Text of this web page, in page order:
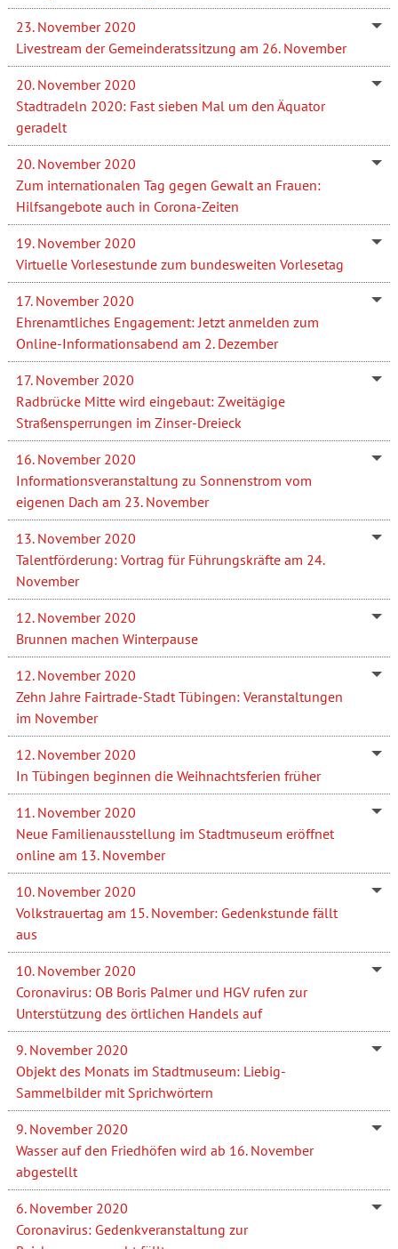
23. November 2020
Livestream der Gemeinderatssitzung am 26. November
20. November 2020
Stadtradeln 2020: Fast sieben Mal um den Äquator
geradelt
20. November 2020
Zum internationalen Tag gegen Gewalt an Frauen:
Hilfsangebote auch in Corona-Zeiten
19. November 2020
Virtuelle Vorlesestunde zum bundesweiten Vorlesetag
17. November 2020
Ehrenamtliches Engagement: Jetzt anmelden zum
Online-Informationsabend am 2. Dezember
17. November 2020
Radbrücke Mitte wird eingebaut: Zweitägige
Straßensperrungen im Zinser-Dreieck
16. November 2020
Informationsveranstaltung zu Sonnenstrom vom
eigenen Dach am 23. November
13. November 2020
Talentförderung: Vortrag für Führungskräfte am 24.
November
12. November 2020
Brunnen machen Winterpause
12. November 2020
Zehn Jahre Fairtrade-Stadt Tübingen: Veranstaltungen
im November
12. November 2020
In Tübingen beginnen die Weihnachtsferien früher
11. November 2020
Neue Familienausstellung im Stadtmuseum eröffnet
online am 13. November
10. November 2020
Volkstrauertag am 15. November: Gedenkstunde fällt
aus
10. November 2020
Coronavirus: OB Boris Palmer und HGV rufen zur
Unterstützung des örtlichen Handels auf
9. November 2020
Objekt des Monats im Stadtmuseum: Liebig-
Sammelbilder mit Sprichwörtern
9. November 2020
Wasser auf den Friedhöfen wird ab 16. November
abgestellt
6. November 2020
Coronavirus: Gedenkveranstaltung zur